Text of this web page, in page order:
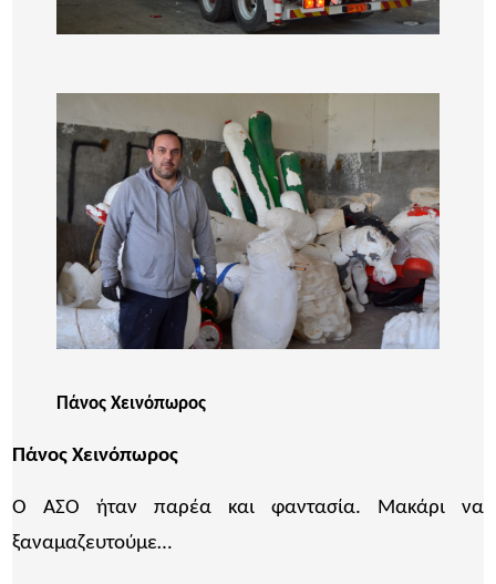
Πάνος Χεινόπωρος
Πάνος Χεινόπωρος
Ο ΑΣΟ ήταν παρέα και φαντασία. Μακάρι να
ξαναμαζευτούμε…